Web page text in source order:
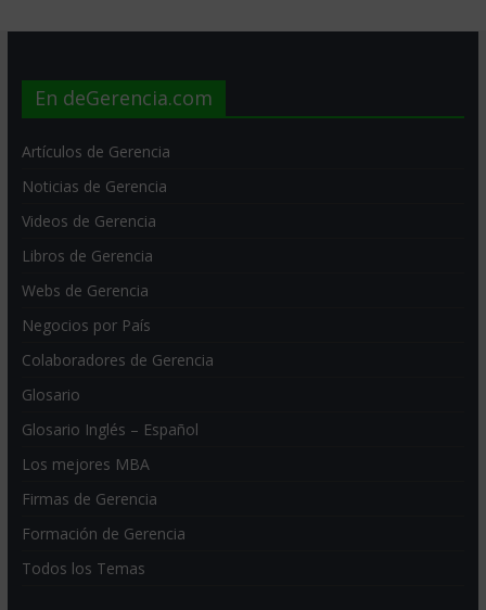
En deGerencia.com
Artículos de Gerencia
Noticias de Gerencia
Videos de Gerencia
Libros de Gerencia
Webs de Gerencia
Negocios por País
Colaboradores de Gerencia
Glosario
Glosario Inglés – Español
Los mejores MBA
Firmas de Gerencia
Formación de Gerencia
Todos los Temas